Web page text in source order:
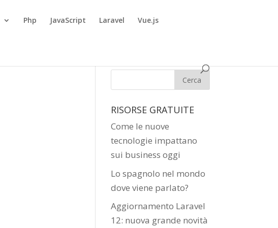
Php JavaScript Laravel Vue.js
RISORSE GRATUITE
Come le nuove
tecnologie impattano
sui business oggi
Lo spagnolo nel mondo
dove viene parlato?
Aggiornamento Laravel
12: nuova grande novità